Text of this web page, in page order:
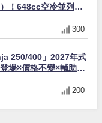
！648cc空冷並列雙
300
250/400」2027年式
場×價格不變×輔助滑
200